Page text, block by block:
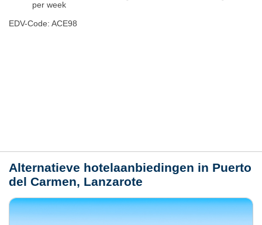
per week
EDV-Code: ACE98
Alternatieve hotelaanbiedingen in Puerto
del Carmen, Lanzarote